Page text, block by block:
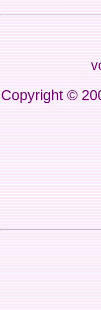
Copyright ©